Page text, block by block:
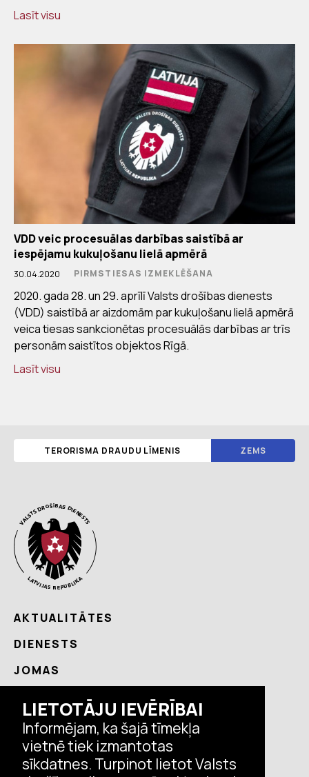
LIETOTĀJU IEVĒRĪBAI
Informējam, ka šajā tīmekļa
vietnē tiek izmantotas
sīkdatnes. Turpinot lietot Valsts
Lasīt visu
VDD veic procesuālas darbības saistībā ar
iespējamu kukuļošanu lielā apmērā
30.04.2020 PIRMSTIESAS IZMEKLĒŠANA
2020. gada 28. un 29. aprīlī Valsts drošības dienests
(VDD) saistībā ar aizdomām par kukuļošanu lielā apmērā
veica tiesas sankcionētas procesuālās darbības ar trīs
personām saistītos objektos Rīgā.
Lasīt visu
TERORISMA DRAUDU LĪMENIS ZEMS
AKTUALITĀTES
DIENESTS
JOMAS
KONTAKTI